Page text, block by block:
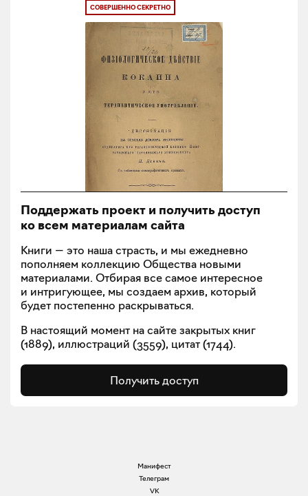
СОВЕРШЕННО СЕКРЕТНО
Поддержать проект и получить доступ
ко всем материалам сайта
Книги — это наша страсть, и мы ежедневно
пополняем коллекцию Общества новыми
материалами. Отбирая все самое интересное
и интригующее, мы создаем архив, который
будет постепенно раскрываться.
В настоящий момент на сайте закрытых книг
(1889), иллюстраций (3559), цитат (1744).
Получить доступ
Манифест
Телеграм
VK